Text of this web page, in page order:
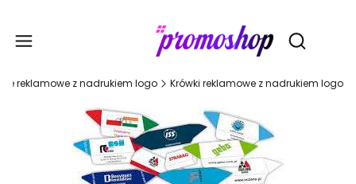
Otwórz
reklamowe z nadrukiem logo Krówki reklamowe z nadrukiem logo